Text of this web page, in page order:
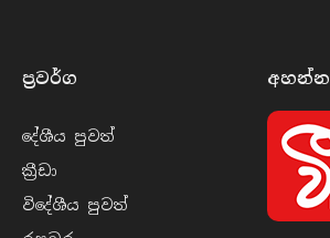
ප්‍රවර්​ග
දේශීය පුව​ත්
ක්‍රී​ඩා
විදේශීය පුව​ත්
අහන්​න